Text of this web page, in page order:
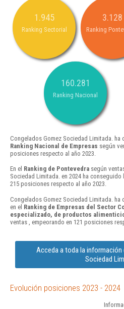
1.945
Ranking Sectorial
3.128
Ranking
160.281
Ranking Nacional
Congelados Gomez Sociedad Limitada. ha
Ranking Nacional de Empresas según
posiciones respecto al año 2023.
En el Ranking de Pontevedra según
Sociedad Limitada. en 2024 ha
215 posiciones respecto al año 2023.
Congelados Gomez Sociedad Limitada. ha
en el Ranking de Empresas del Sector
especializado, de productos
ventas , empeorando en 121 posiciones
Acceda a toda la información
Sociedad
Evolución posiciones 2023 - 2024